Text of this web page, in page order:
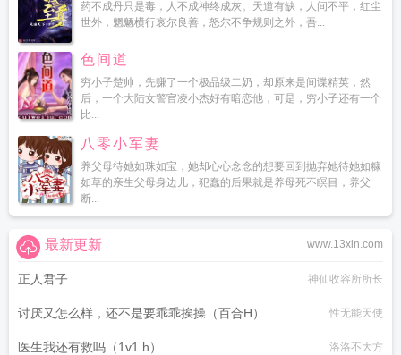
药不成丹只是毒，人不成神终成灰。天道有缺，人间不平，红尘
世外，魍魉横行哀尔良善，怒尔不争规则之外，吾...
色间道
穷小子楚帅，先赚了一个极品级二奶，却原来是间谍精英，然
后，一个大陆女警官凌小杰好有暗恋他，可是，穷小子还有一个
比...
八零小军妻
养父母待她如珠如宝，她却心心念念的想要回到抛弃她待她如糠
如草的亲生父母身边儿，犯蠢的后果就是养母死不瞑目，养父
断...
www.13xin.com
最新更新
正人君子 神仙收容所所长
讨厌又怎么样，还不是要乖乖挨操（百合H） 性无能天使
医生我还有救吗（1v1 h） 洛洛不大方